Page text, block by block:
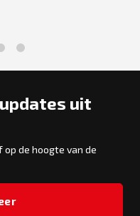
uit
op de hoogte van de